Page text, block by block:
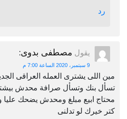
رد
يقول مصطفى بدوى:
9 سبتمبر، 2020 الساعة 7:00 م
مين اللى يشترى العمله العراقى
تسأل بنك وتسأل صرافة محدش
محتاج ابيع مبلغ ومحدش يضحك عليا
كتر خيرك لو تدلنى